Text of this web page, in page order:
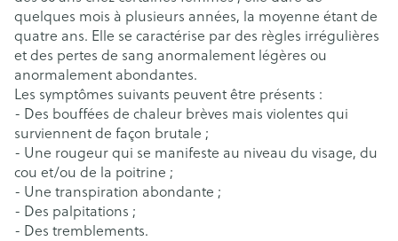
quelques mois à plusieurs années, la moyenne étant de
quatre ans. Elle se caractérise par des règles irrégulières
et des pertes de sang anormalement légères ou
anormalement abondantes.
Les symptômes suivants peuvent être présents :
- Des bouffées de chaleur brèves mais violentes qui
surviennent de façon brutale ;
- Une rougeur qui se manifeste au niveau du visage, du
cou et/ou de la poitrine ;
- Une transpiration abondante ;
- Des palpitations ;
- Des tremblements.